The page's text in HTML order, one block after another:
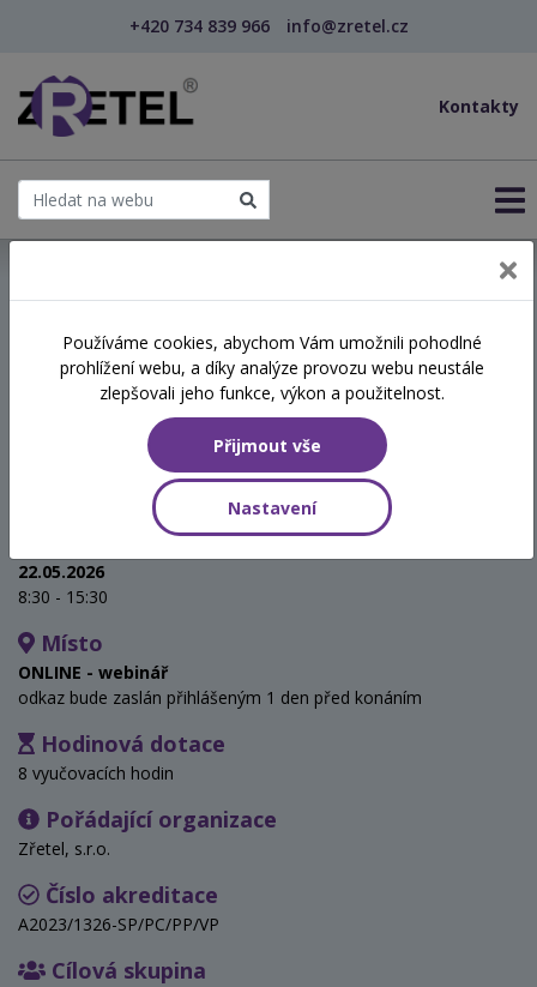
+420 734 839 966 info@zretel.cz
Kontakty
Úvod do efektivní
komunikace s romskými
22.05.2026
8:30 - 15:30
Místo
ONLINE - webinář
odkaz bude zaslán přihlášeným 1 den před konáním
Hodinová dotace
8 vyučovacích hodin
Pořádající organizace
Zřetel, s.r.o.
Číslo akreditace
A2023/1326-SP/PC/PP/VP
Cílová skupina
Používáme cookies, abychom Vám umožnili pohodlné
prohlížení webu, a díky analýze provozu webu neustále
zlepšovali jeho funkce, výkon a použitelnost.
Přijmout vše
Nastavení